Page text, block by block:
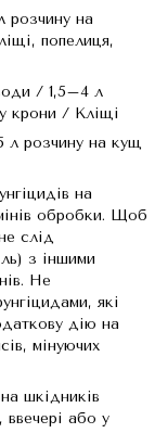
на
попелиця,
/ 1,5–4 л
крони / Кліщі
розчину на кущ
на
обробки. Щоб
слід
з іншими
Не
які
дію на
мінуючих
шкідників
ввечері або у